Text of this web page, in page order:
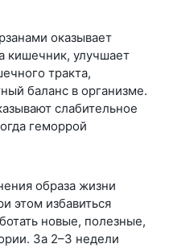
оказывает
кишечник, улучшает
тракта,
баланс в организме.
слабительное
геморрой
образа жизни
этом избавиться
новые, полезные,
За 2–3 недели